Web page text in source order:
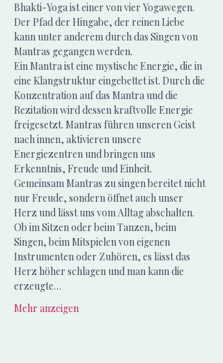
Bhakti-Yoga ist einer von vier Yogawegen.
Der Pfad der Hingabe, der reinen Liebe
kann unter anderem durch das Singen von
Mantras gegangen werden.
Ein Mantra ist eine mystische Energie, die in
eine Klangstruktur eingebettet ist. Durch die
Konzentration auf das Mantra und die
Rezitation wird dessen kraftvolle Energie
freigesetzt. Mantras führen unseren Geist
nach innen, aktivieren unsere
Energiezentren und bringen uns
Erkenntnis, Freude und Einheit.
Gemeinsam Mantras zu singen bereitet nicht
nur Freude, sondern öffnet auch unser
Herz und lässt uns vom Alltag abschalten.
Ob im Sitzen oder beim Tanzen, beim
Singen, beim Mitspielen von eigenen
Instrumenten oder Zuhören, es lässt das
Herz höher schlagen und man kann die
erzeugte…
Mehr anzeigen